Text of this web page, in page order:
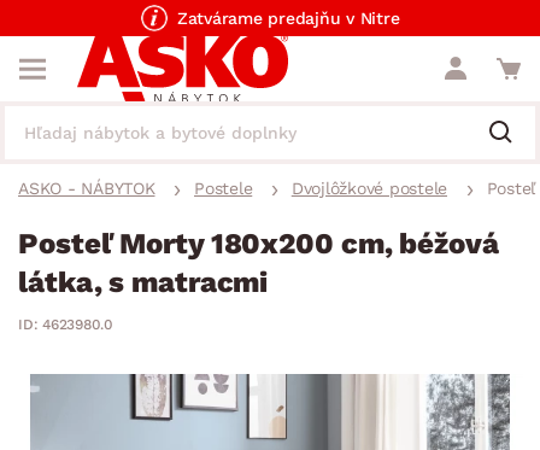
Zatvárame predajňu v Nitre
ASKO - NÁBYTOK Postele Dvojlôžkové postele
Posteľ Morty 180x200 cm, béžová
látka, s matracmi
ID: 4623980.0